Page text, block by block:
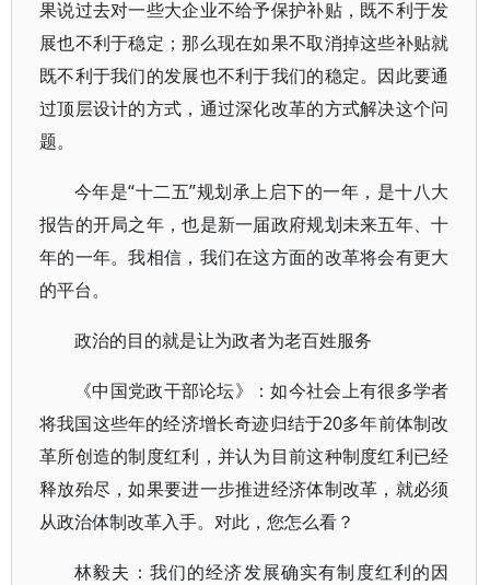
果说过去对一些大企业不给予保护补贴，既不利于发
展也不利于稳定；那么现在如果不取消掉这些补贴就
既不利于我们的发展也不利于我们的稳定。因此要通
过顶层设计的方式，通过深化改革的方式解决这个问
题。
今年是“十二五”规划承上启下的一年，是十八大
报告的开局之年，也是新一届政府规划未来五年、十
年的一年。我相信，我们在这方面的改革将会有更大
的平台。
政治的目的就是让为政者为老百姓服务
《中国党政干部论坛》：如今社会上有很多学者
将我国这些年的经济增长奇迹归结于20多年前体制改
革所创造的制度红利，并认为目前这种制度红利已经
释放殆尽，如果要进一步推进经济体制改革，就必须
从政治体制改革入手。对此，您怎么看？
林毅夫：我们的经济发展确实有制度红利的因